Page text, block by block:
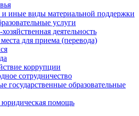
иные виды материальной поддержки
услуги
деятельность
для приема (перевода)
коррупции
сотрудничество
государственные образовательные
юридическая помощь